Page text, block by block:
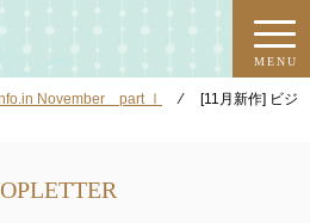
MENU
info.in November part Ⅰ ⁄
[11月新作] ビジ